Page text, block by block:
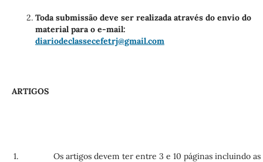
Toda submissão deve ser realizada através do envio do
material para o e-mail:
diariodeclassecefetrj@gmail.com
ARTIGOS
1. Os artigos devem ter entre 3 e 10 páginas incluindo as